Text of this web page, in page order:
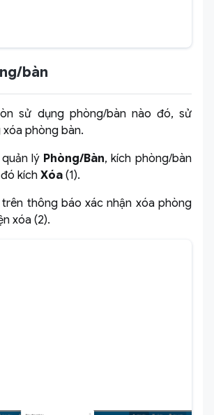
bàn
sử dụng phòng/bàn nào đó, sử
phòng bàn.
lý Phòng/Bàn, kích phòng/bàn
kích Xóa (1).
trên thông báo xác nhận xóa phòng
xóa (2).